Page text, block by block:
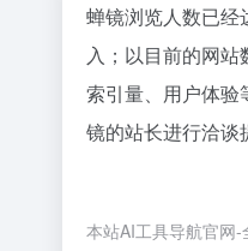
蝉镜浏览人数已经
入；以目前的网
索引量、用户体验
镜的站长进行洽谈
本站AI工具导航官网